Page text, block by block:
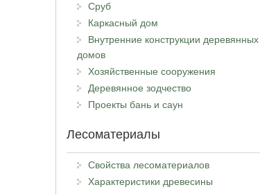
Сруб
Каркасный дом
Внутренние конструкции деревянных
домов
Хозяйственные сооружения
Деревянное зодчество
Проекты бань и саун
Лесоматериалы
Свойства лесоматериалов
Характеристики древесины